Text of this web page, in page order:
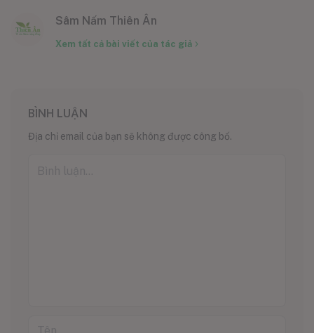
Sâm Nấm Thiên Ân
Xem tất cả bài viết của tác giả
BÌNH LUẬN
Địa chỉ email của bạn sẽ không được công bố.